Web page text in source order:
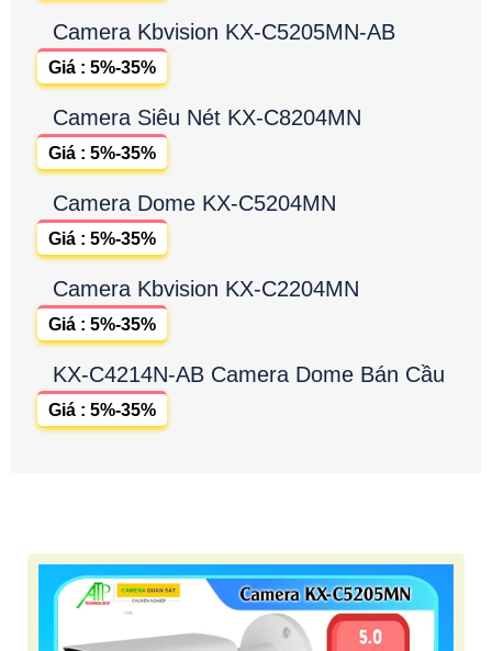
Camera Kbvision KX-C5205MN-AB
Giá : 5%-35%
Camera Siêu Nét KX-C8204MN
Giá : 5%-35%
Camera Dome KX-C5204MN
Giá : 5%-35%
Camera Kbvision KX-C2204MN
Giá : 5%-35%
KX-C4214N-AB Camera Dome Bán Cầu
Giá : 5%-35%